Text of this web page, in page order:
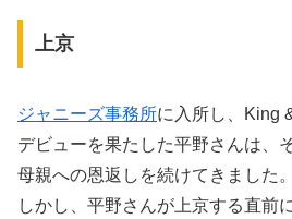
上京
ジャニーズ事務所に入所し、King
デビューを果たした平野さんは、
母親への恩返しを続けてきました。
しかし、平野さんが上京する直前に